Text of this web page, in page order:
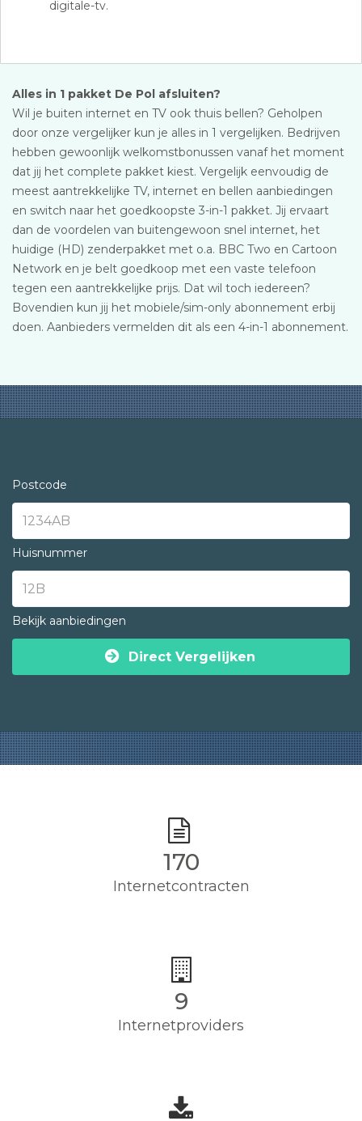
digitale-tv.
Alles in 1 pakket De Pol afsluiten?
Wil je buiten internet en TV ook thuis bellen? Geholpen
door onze vergelijker kun je alles in 1 vergelijken. Bedrijven
hebben gewoonlijk welkomstbonussen vanaf het moment
dat jij het complete pakket kiest. Vergelijk eenvoudig de
meest aantrekkelijke TV, internet en bellen aanbiedingen
en switch naar het goedkoopste 3-in-1 pakket. Jij ervaart
dan de voordelen van buitengewoon snel internet, het
huidige (HD) zenderpakket met o.a. BBC Two en Cartoon
Network en je belt goedkoop met een vaste telefoon
tegen een aantrekkelijke prijs. Dat wil toch iedereen?
Bovendien kun jij het mobiele/sim-only abonnement erbij
doen. Aanbieders vermelden dit als een 4-in-1 abonnement.
Postcode
Huisnummer
Bekijk aanbiedingen
Direct Vergelijken
170
Internetcontracten
9
Internetproviders